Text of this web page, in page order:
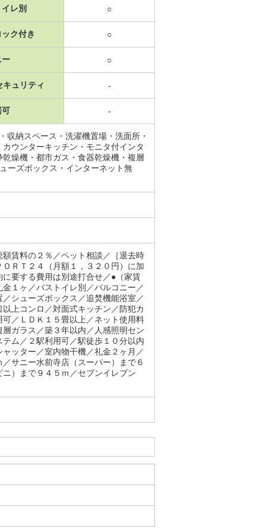
レ別 ○
ク付き ○
ー ○
キュリティ -
可 -
収納スペース・洗濯機置場・洗面所・
ウンターキッチン・モニタ付インタ
燥機・都市ガス・食器乾燥機・複層
ーズボックス・インターネット無
賃料の２％／ペット相談／［退去時
ＲＴ２４（月額１，３２０円）に加
要する費用は別途打合せ／●（家賃
１ヶ／バストイレ別／バルコニー／
シューズボックス／追焚機能浴室／
上コンロ／対面式キッチン／防犯カ
／ＬＤＫ１５畳以上／ネット使用料
ガラス／築３年以内／人感照明セン
ム／２駅利用可／駅徒歩１０分以内
ッター／室内物干機／礼金２ヶ月／
サニー水前寺店（スーパー）まで６
）まで９４５ｍ／セブンイレブン